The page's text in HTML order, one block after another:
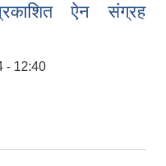
ऐन संग्रह
- 12:40